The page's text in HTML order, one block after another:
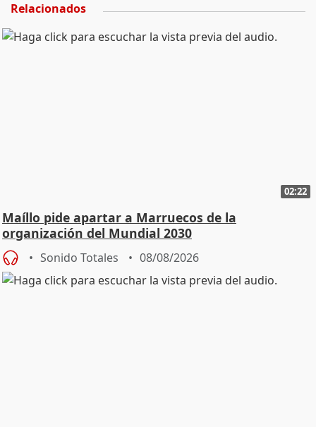
Relacionados
02:22
Maíllo pide apartar a Marruecos de la
organización del Mundial 2030
Sonido Totales 08/08/2026